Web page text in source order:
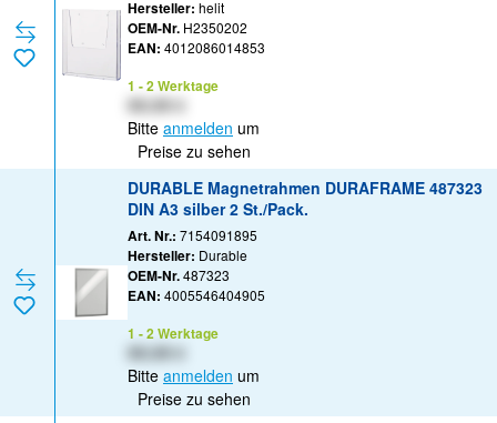
Hersteller: helit
OEM-Nr. H2350202
EAN: 4012086014853
1 - 2 Werktage
Bitte anmelden um
Preise zu sehen
DURABLE Magnetrahmen DURAFRAME 487323
DIN A3 silber 2 St./Pack.
Art. Nr.: 7154091895
Hersteller: Durable
OEM-Nr.487323
EAN: 4005546404905
1 - 2 Werktage
Bitte anmelden um
Preise zu sehen